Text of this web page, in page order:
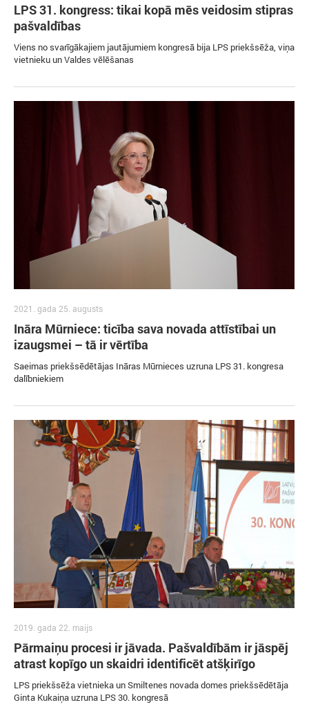
LPS 31. kongress: tikai kopā mēs veidosim stipras
pašvaldības
Viens no svarīgākajiem jautājumiem kongresā bija LPS priekšsēža, viņa
vietnieku un Valdes vēlēšanas
2021. gada 25. augusts
Ināra Mūrniece: ticība sava novada attīstībai un
izaugsmei – tā ir vērtība
Saeimas priekšsēdētājas Ināras Mūrnieces uzruna LPS 31. kongresa
dalībniekiem
2019. gada 22. maijs
Pārmaiņu procesi ir jāvada. Pašvaldībām ir jāspēj
atrast kopīgo un skaidri identificēt atšķirīgo
LPS priekšsēža vietnieka un Smiltenes novada domes priekšsēdētāja
Ginta Kukaiņa uzruna LPS 30. kongresā